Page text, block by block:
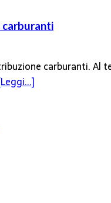
carburanti
carburanti. Al